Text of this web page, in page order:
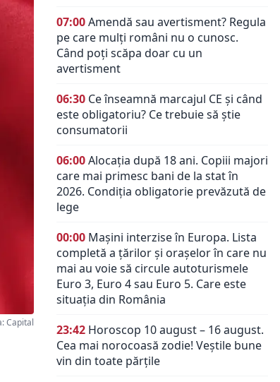
Capital
07:00Amendă sau avertisment? Regula
pe care mulți români nu o cunosc.
Când poți scăpa doar cu un
avertisment
06:30 Ce înseamnă marcajul CE și când
este obligatoriu? Ce trebuie să știe
consumatorii
06:00Alocația după 18 ani. Copiii majori
care mai primesc bani de la stat în
2026. Condiția obligatorie prevăzută de
lege
00:00 Mașini interzise în Europa. Lista
completă a țărilor și orașelor în care nu
mai au voie să circule autoturismele
Euro 3, Euro 4 sau Euro 5. Care este
situația din România
23:42 Horoscop 10 august – 16 august.
Cea mai norocoasă zodie! Veștile bune
vin din toate părțile